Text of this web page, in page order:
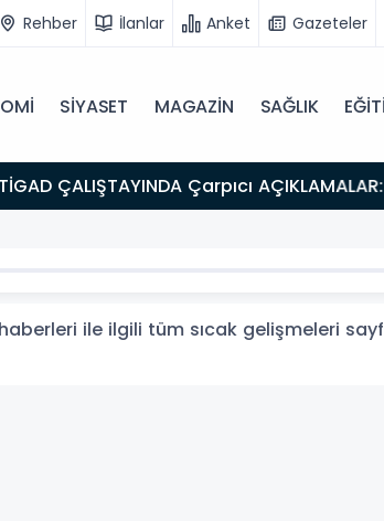
Rehber İlanlar Anket Gazeteler
SİYASET MAGAZİN SAĞLIK
ile ilgili tüm sıcak gelişmeleri